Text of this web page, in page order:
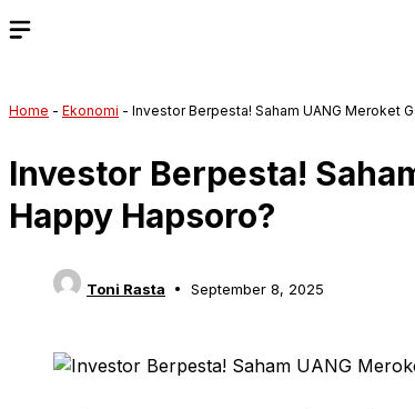
Home - Ekonomi - Investor Berpesta! Saham UANG Meroket
Investor Berpesta!
Happy Hapsoro?
Toni Rasta September 8, 2025